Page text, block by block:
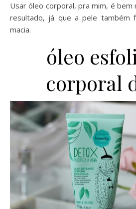
Usar óleo corporal, pra mim, é bem
resultado, já que a pele também
macia.
óleo
corporal